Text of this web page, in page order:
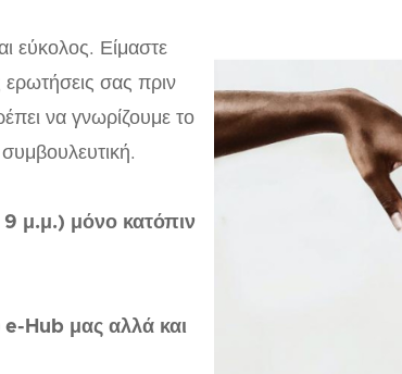
εύκολος. Είμαστε
ερωτήσεις σας πριν
να γνωρίζουμε το
μ.μ.) μόνο κατόπιν
e-Hub μας αλλά και